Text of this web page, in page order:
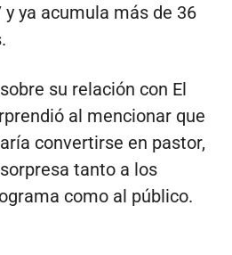
ya acumula más de 36
su relación con El
al mencionar que
convertirse en pastor,
tanto a los
como al público.